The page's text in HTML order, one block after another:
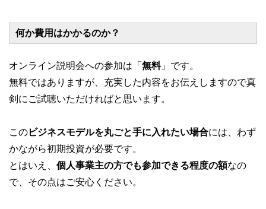
何か費用はかかるのか？
オンライン説明会への参加は「 無料」です。
無料ではありますが、充実した内容をお伝えしますので真
剣にご試聴いただければと思います。
このビジネスモデルを丸ごと手に入れたい場合には、わず
かながら初期投資が必要です。
とはいえ、 個人事業主の方でも参加できる程度の額なの
で、その点はご安心ください。